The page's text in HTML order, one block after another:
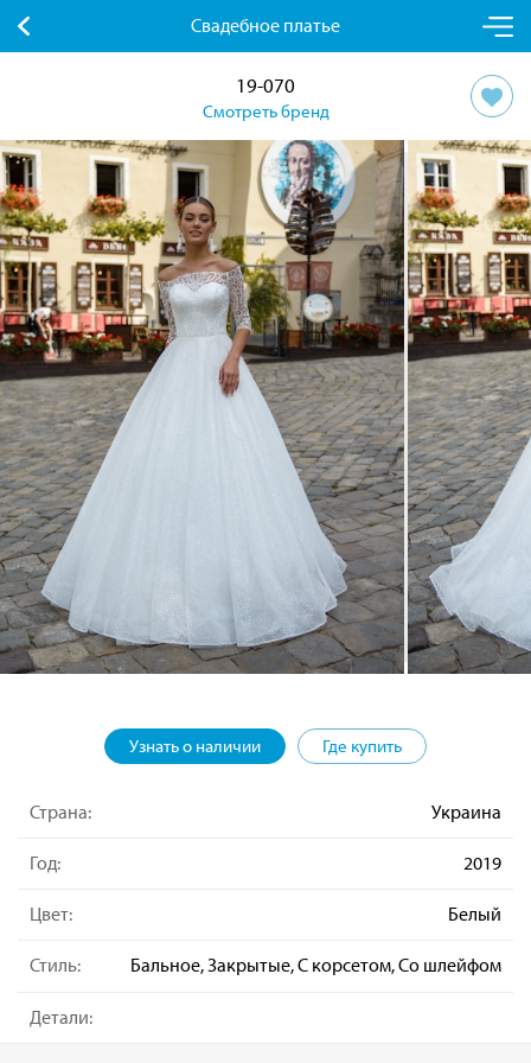
Свадебное платье
19-070
Смотреть бренд
Узнать о наличии Где купить
Страна: Украина
Год: 2019
Цвет: Белый
Стиль: Бальное, Закрытые, С корсетом, Со шлейфом
Детали: